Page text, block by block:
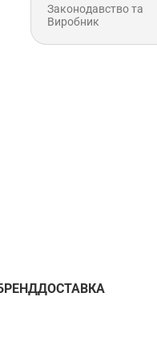
Законодавство та
Виробник
ДОСТАВКА